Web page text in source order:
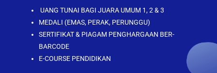
UANG TUNAI BAGI JUARA UMUM 1, 2 & 3
MEDALI (EMAS, PERAK, PERUNGGU)
SERTIFIKAT & PIAGAM PENGHARGAAN BER-
BARCODE
E-COURSE PENDIDIKAN